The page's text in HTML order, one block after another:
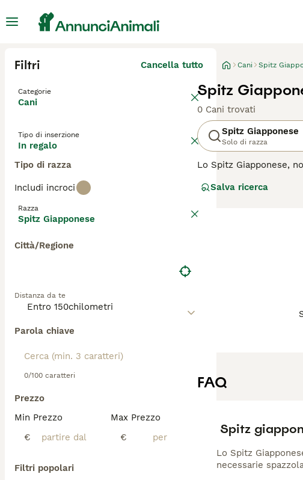
Filtri Cancella tutto
Categorie
Cani
Tipo di inserzione
In regalo
Tipo di razza
Includi incroci
Razza
Spitz Giapponese
Città/Regione
Distanza da te
Parola chiave
0/100 caratteri
Prezzo
Min Prezzo
€
Max Prezzo
€
Filtri popolari
Cani Spitz
Spitz
0 Cani trovati
Spitz Giapponese
Solo di razza
Lo Spitz Giapponese,
elegante e la sua
alla vita domestica,
animali domestici e
Per scoprire se lo
Salva ricerca
FAQ
Spitz
Lo Spitz
necessarie